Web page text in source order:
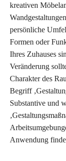
kreativen
persönliche
Formen oder
Ihres Zuhauses
Veränderung
Charakter des
Begriff
Substantive und
Anwendung